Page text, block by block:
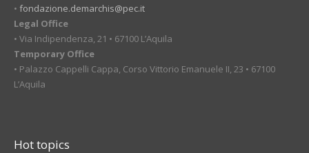
• fondazione.demarchis@pec.it
Legal Office
• Via Indipendenza, 21 • 67100 L’Aquila
Temporary Office
• Palazzo Cappelli Cappa, Corso Vittorio Emanuele II, 23 • 67100
L’Aquila
Hot topics